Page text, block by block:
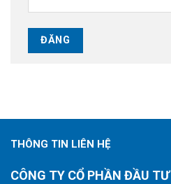
THÔNG TIN LIÊN HỆ
CÔNG TY CỔ PHẦN ĐẦU